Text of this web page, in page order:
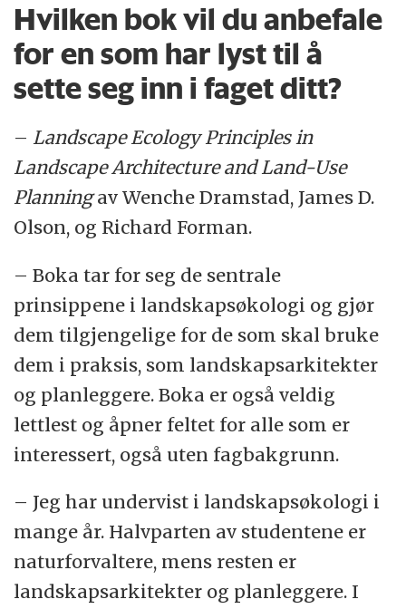
Hvilken bok vil du anbefale
for en som har lyst til å
sette seg inn i faget ditt?
– Landscape Ecology Principles in
Landscape Architecture and Land-Use
Planningav Wenche Dramstad, James D.
Olson, og Richard Forman.
– Boka tar for seg de sentrale
prinsippene i landskapsøkologi og gjør
dem tilgjengelige for de som skal bruke
dem i praksis, som landskapsarkitekter
og planleggere. Boka er også veldig
lettlest og åpner feltet for alle som er
interessert, også uten fagbakgrunn.
– Jeg har undervist i landskapsøkologi i
mange år. Halvparten av studentene er
naturforvaltere, mens resten er
landskapsarkitekter og planleggere. I